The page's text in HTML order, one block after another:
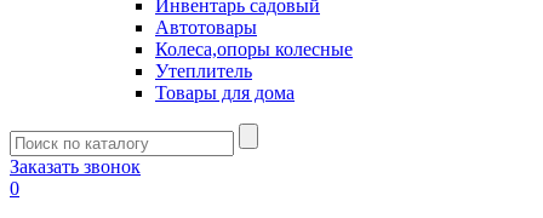
Инвентарь садовый
Автотовары
Колеса,опоры колесные
Утеплитель
Товары для дома
Заказать звонок
0